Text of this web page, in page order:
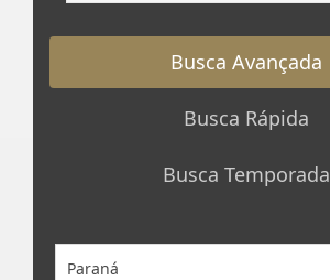
Busca Avançada
Busca Rápida
Busca Temporada
Paraná